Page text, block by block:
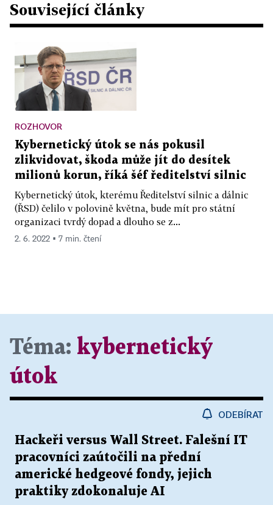
Související články
ROZHOVOR
Kybernetický útok se nás pokusil
zlikvidovat, škoda může jít do desítek
milionů korun, říká šéf ředitelství silnic
Kybernetický útok, kterému Ředitelství silnic a dálnic
(ŘSD) čelilo v polovině května, bude mít pro státní
organizaci tvrdý dopad a dlouho se z...
2. 6. 2022 ▪ 7 min. čtení
Téma: kybernetický
útok
ODEBÍRAT
Hackeři versus Wall Street. Falešní IT
pracovníci zaútočili na přední
americké hedgeové fondy, jejich
praktiky zdokonaluje AI